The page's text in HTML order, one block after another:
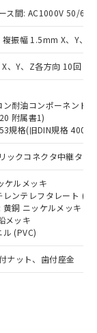
ス間: AC1000V 50/
振幅 1.5mm X、Y、Z
X、Y、Z各方向 10回
ン耐油コンポーネント
附属書1)
規格(旧DIN規格
ックコネクタ中継タイ
ケルメッキ
レンテレフタレート
銅 ニッケルメッキ
メッキ
(PVC)
ナット、歯付座金
内デー
り、閲
よび標
とをご
当のオ
売員に
販売拠
ご確認
当社の
たは開
成サー
、I-Web
必要が
ビフェニル
エーテル類
ルヘキシ
ル酸ブチ
ブチル
チル
に対する
を超える意
予定
カドミウ
化ビフェ
ニルエーテ
ル酸ジ
ベンジ
てが基
害物
影響を
へお問
を輸出
、日本
取引許
続きを
は、完
されな
サイ
その他
に一切
売する
容を当
社は、
者が違
は、取
あり
につ
、ま
制御
ご確
況の